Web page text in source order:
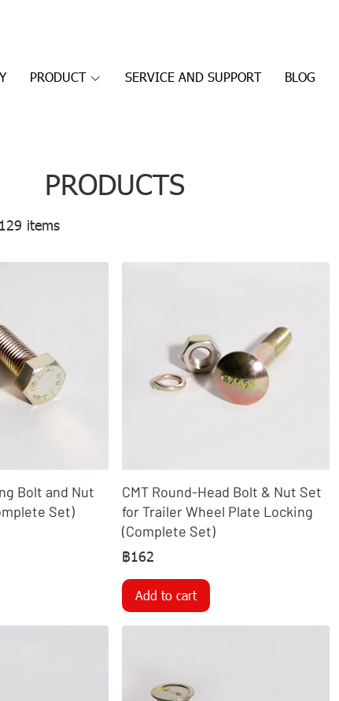
PRODUCT SERVICE AND SUPPORT BLOG
PRODUCTS
items
Bolt and Nut
Set)
CMT Round-Head Bolt & Nut Set
for Trailer Wheel Plate Locking
(Complete Set)
฿162
Add to cart